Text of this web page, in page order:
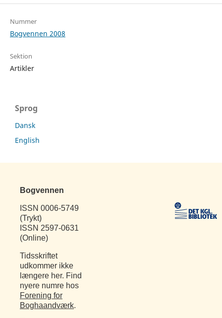
Nummer
Bogvennen 2008
Sektion
Artikler
Sprog
Dansk
English
Bogvennen
ISSN 0006-5749
(Trykt)
ISSN 2597-0631
(Online)
Tidsskriftet
udkommer ikke
længere her. Find
nyere numre hos
Forening for
Boghaandværk.